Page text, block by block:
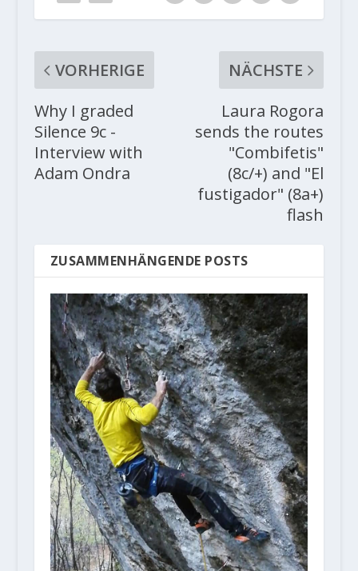
VORHERIGE
Why I graded
Silence 9c -
Interview with
Adam Ondra
NÄCHSTE
Laura Rogora
sends the routes
"Combifetis"
(8c/+) and "El
fustigador" (8a+)
flash
ZUSAMMENHÄNGENDE POSTS